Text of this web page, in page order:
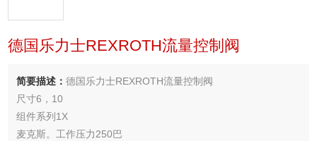
德国乐力士REXROTH流量控制阀
简要描述：德国乐力士REXROTH流量控制阀
尺寸6，10
组件系列1X
麦克斯。工作压力250巴